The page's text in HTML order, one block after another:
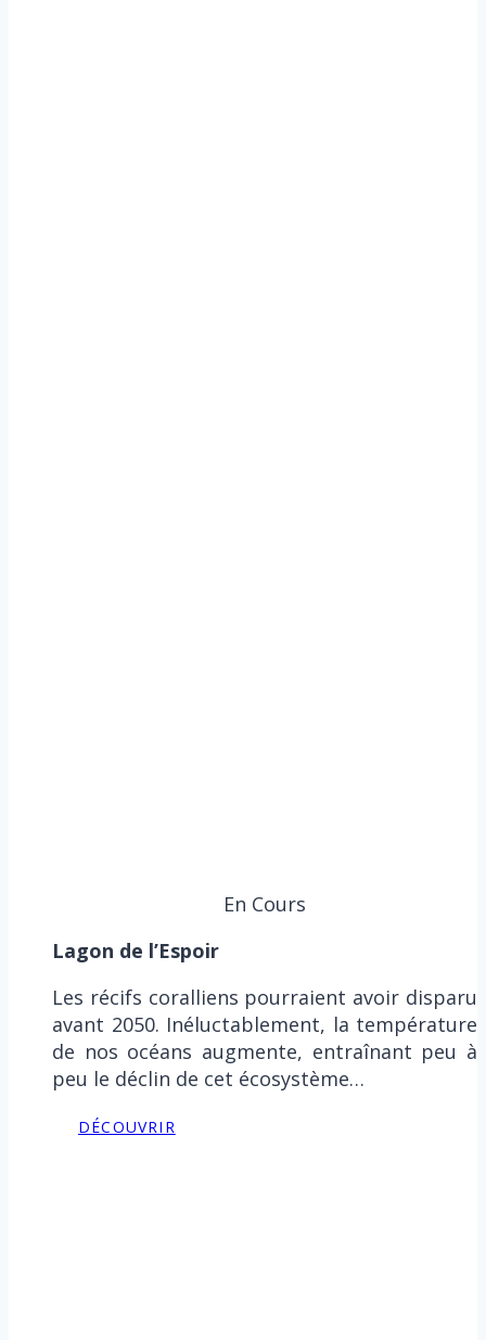
En Cours
Lagon de l’Espoir
Les récifs coralliens pourraient avoir disparu
avant 2050. Inéluctablement, la température
de nos océans augmente, entraînant peu à
peu le déclin de cet écosystème…
DÉCOUVRIR